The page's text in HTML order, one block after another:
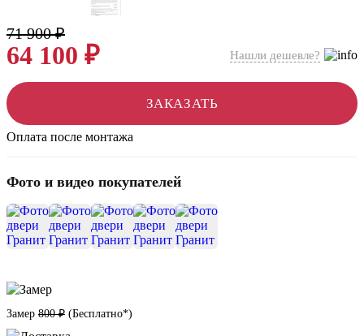
71 900 ₽
64 100 ₽ Нашли дешевле?
ЗАКАЗАТЬ
Оплата после монтажа
Фото и видео покупателей
Замер 800 ₽ (Бесплатно*)